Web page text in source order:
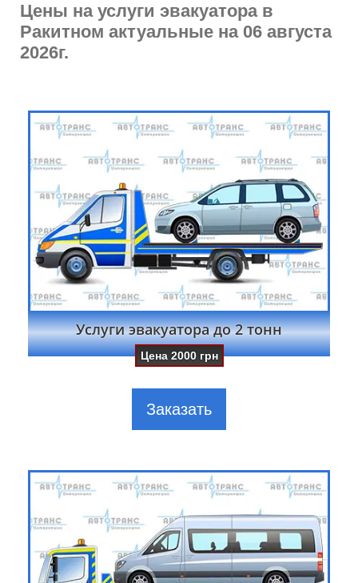
Цены на услуги эвакуатора в
Ракитном актуальные на 06 августа
2026г.
Услуги эвакуатора до 2 тонн
Цена2000 грн
Заказать